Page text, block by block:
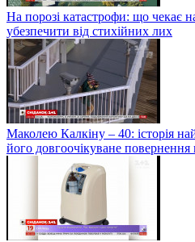
На порозі катастрофи: що чекає
убезпечити від стихійних лих
Маколею Калкіну – 40: історія
його довгоочікуване повернення